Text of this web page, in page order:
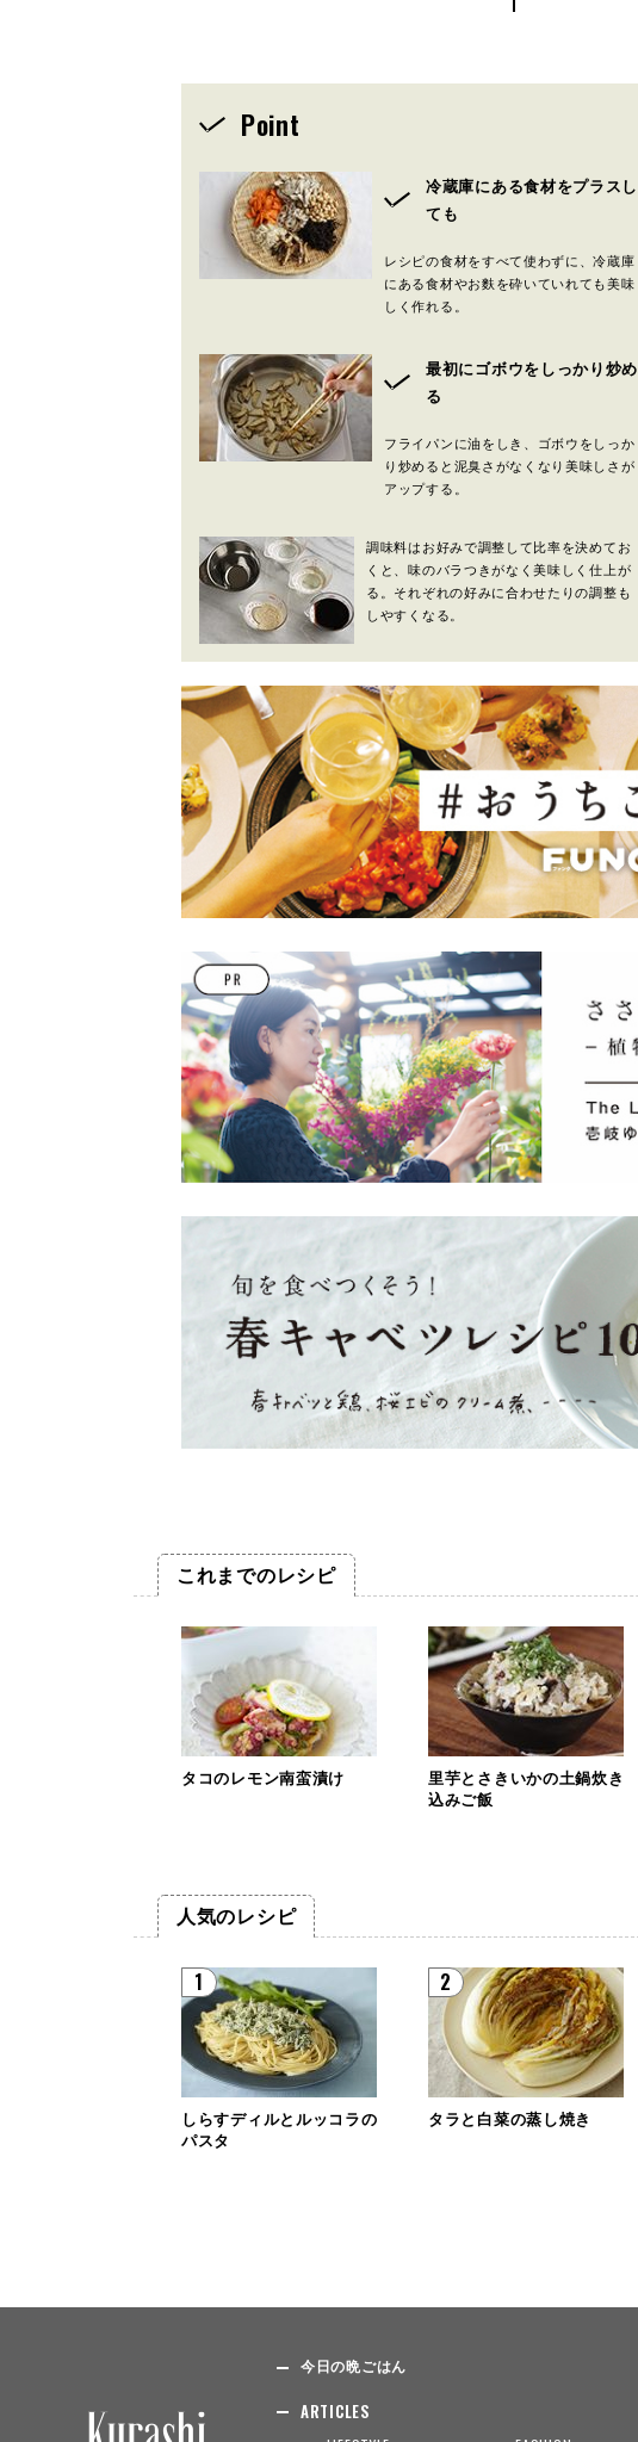
Point
冷蔵庫にある食材をプラスし
ても
レシピの食材をすべて使わずに、冷蔵庫
にある食材やお麩を砕いていれても美味
しく作れる。
最初にゴボウをしっかり炒め
る
フライパンに油をしき、ゴボウをしっか
り炒めると泥臭さがなくなり美味しさが
アップする。
調味料はお好みで調整して比率を決めてお
くと、味のバラつきがなく美味しく仕上が
る。それぞれの好みに合わせたりの調整も
しやすくなる。
これまでのレシピ
タコのレモン南蛮漬け
里芋とさきいかの土鍋炊き
込みご飯
人気のレシピ
1
しらすディルとルッコラの
パスタ
2
タラと白菜の蒸し焼き
今日の晩ごはん
ARTICLES